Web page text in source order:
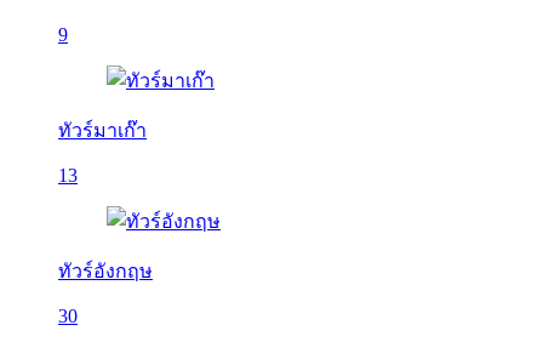
9
ทัวร์มาเก๊า
13
ทัวร์อังกฤษ
30